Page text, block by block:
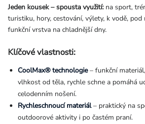
Jeden kousek – spousta využití: na sport,
turistiku, hory, cestování, výlety, k vodě,
funkční vrstva na chladnější dny.
Klíčové vlastnosti:
CoolMax® technologie– funkční
vlhkost od těla, rychle schne a pomáhá
celodenním nošení.
Rychleschnoucí materiál– praktický na
outdoorové aktivity i po častém praní.